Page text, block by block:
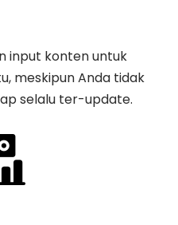
input konten untuk
meskipun Anda tidak
selalu ter-update.